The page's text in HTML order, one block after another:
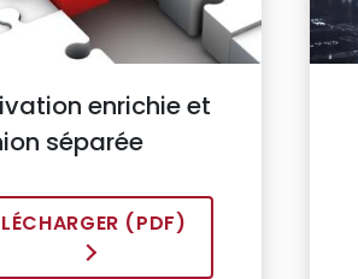
enrichie et
séparée
(PDF)